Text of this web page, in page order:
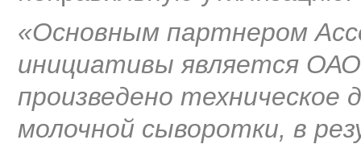
«Основным партнером
инициативы является
произведено техническое
молочной сыворотки, в